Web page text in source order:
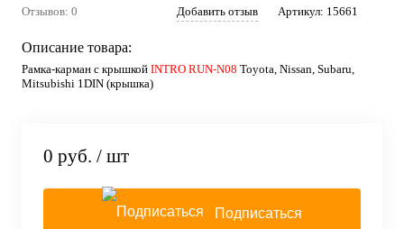
Отзывов: 0 Добавить отзыв Артикул: 15661
Описание товара:
Рамка-карман с крышкой INTRO RUN-N08 Toyota, Nissan, Subaru,
Mitsubishi 1DIN (крышка)
0 руб. / шт
Подписаться